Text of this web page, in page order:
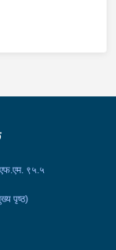
लागुऔषध सहित
बस्ने वर्ष
९५.५
पृष्ठ)